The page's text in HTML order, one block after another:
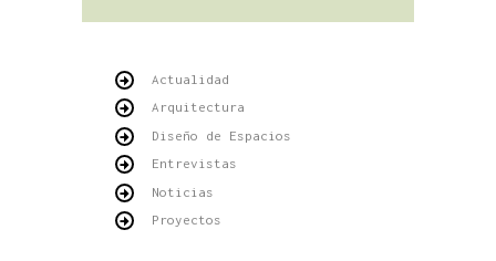
Actualidad
Arquitectura
Diseño de Espacios
Entrevistas
Noticias
Proyectos